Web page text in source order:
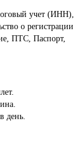
учет (ИНН),
о регистрации
ПТС, Паспорт,
день.